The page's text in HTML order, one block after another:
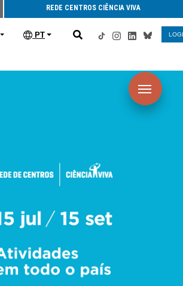
REDE CENTROS CIÊNCIA VIVA
PT